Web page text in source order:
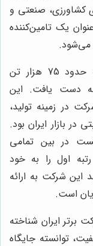
کشاورزی، صنعتی و
یک تامین‌کننده
می‌شود.
با تولید سالانه حدود 75 هزار تن
دست یافت. این
در زمینه تولید،
در بازار ایران بود.
توانست در بین تمامی
اول را به خود
این شرکت به ارائه
است.
یکی از 100 شرکت برتر ایران شناخته
توانسته جایگاه